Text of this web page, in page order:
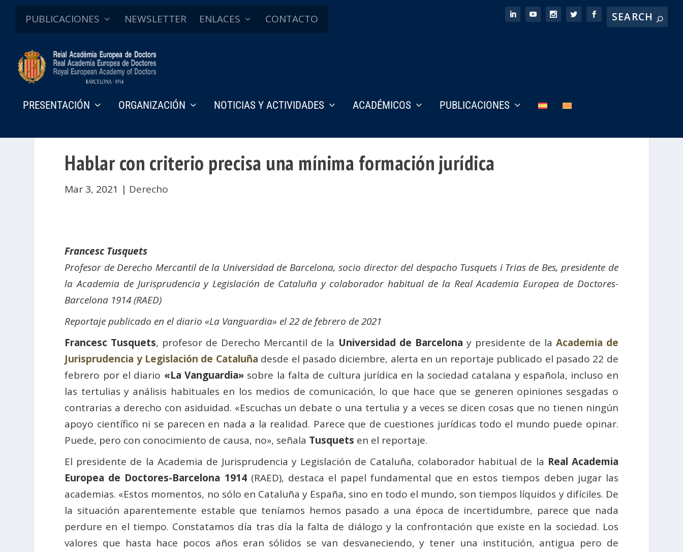
PUBLICACIONES NEWSLETTER ENLACES CONTACTO
PRESENTACIÓN ORGANIZACIÓN NOTICIAS Y ACTIVIDADES ACADÉMICOS PUBLICACIONES
Hablar con criterio precisa una mínima formación jurídica
Mar 3, 2021 | Derecho
Francesc Tusquets
Profesor de Derecho Mercantil de la Universidad de Barcelona, socio director del despacho Tusquets i Trias de Bes, presidente de
la Academia de Jurisprudencia y Legislación de Cataluña y colaborador habitual de la Real Academia Europea de Doctores-
Barcelona 1914 (RAED)
Reportaje publicado en el diario «La Vanguardia» el 22 de febrero de 2021
Francesc Tusquets, profesor de Derecho Mercantil de la Universidad de Barcelona y presidente de la Academia de
Jurisprudencia y Legislación de Cataluña desde el pasado diciembre, alerta en un reportaje publicado el pasado 22 de
febrero por el diario «La Vanguardia»sobre la falta de cultura jurídica en la sociedad catalana y española, incluso en
las tertulias y análisis habituales en los medios de comunicación, lo que hace que se generen opiniones sesgadas o
contrarias a derecho con asiduidad. «Escuchas un debate o una tertulia y a veces se dicen cosas que no tienen ningún
apoyo científico ni se parecen en nada a la realidad. Parece que de cuestiones jurídicas todo el mundo puede opinar.
Puede, pero con conocimiento de causa, no», señala Tusquets en el reportaje.
El presidente de la Academia de Jurisprudencia y Legislación de Cataluña, colaborador habitual de la Real Academia
Europea de Doctores-Barcelona 1914(RAED), destaca el papel fundamental que en estos tiempos deben jugar las
academias. «Estos momentos, no sólo en Cataluña y España, sino en todo el mundo, son tiempos líquidos y difíciles. De
la situación aparentemente estable que teníamos hemos pasado a una época de incertidumbre, parece que nada
perdure en el tiempo. Constatamos día tras día la falta de diálogo y la confrontación que existe en la sociedad. Los
valores que hasta hace pocos años eran sólidos se van desvaneciendo, y tener una institución, antigua pero de